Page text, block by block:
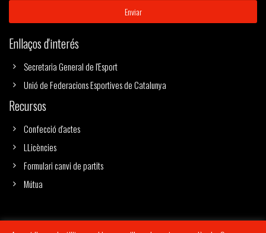
Enviar
Enllaços d'interés
Secretaria General de l'Esport
Unió de Federacions Esportives de Catalunya
Recursos
Confecció d'actes
LLicències
Formulari canvi de partits
Mútua